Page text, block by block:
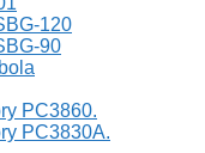
120
90
PC3860.
PC3830A.